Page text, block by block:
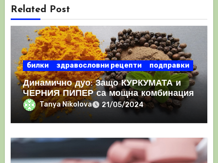
Related Post
билки здравословни рецепти подправки
Динамично дуо: Защо КУРКУМАТА и
ЧЕРНИЯ ПИПЕР са мощна комбинация
Tanya Nikolova 21/05/2024